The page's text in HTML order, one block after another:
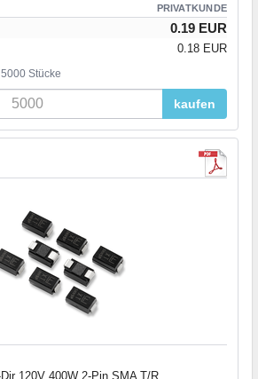
PRIVATKUNDE
0.19 EUR
0.18 EUR
Stücke
kaufen
120V 400W 2-Pin SMA T/R